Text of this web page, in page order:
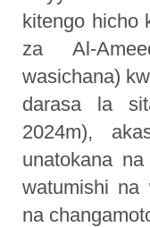
kitengo hicho
za Al-
wasichana)
darasa la
2024m),
unatokana
watumishi na
na